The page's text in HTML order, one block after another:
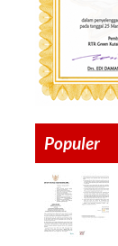
Populer